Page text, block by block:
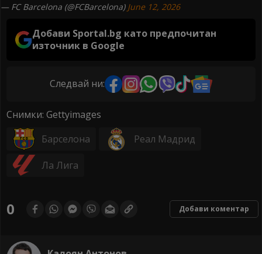
— FC Barcelona (@FCBarcelona) June 12, 2026
Добави Sportal.bg като предпочитан
източник в Google
Следвай ни:
Снимки: Gettyimages
Барселона
Реал Мадрид
Ла Лига
0 Добави коментар